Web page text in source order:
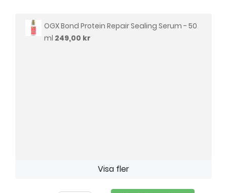
OGX Bond Protein Repair Sealing Serum - 50
ml 249,00 kr
Visa fler